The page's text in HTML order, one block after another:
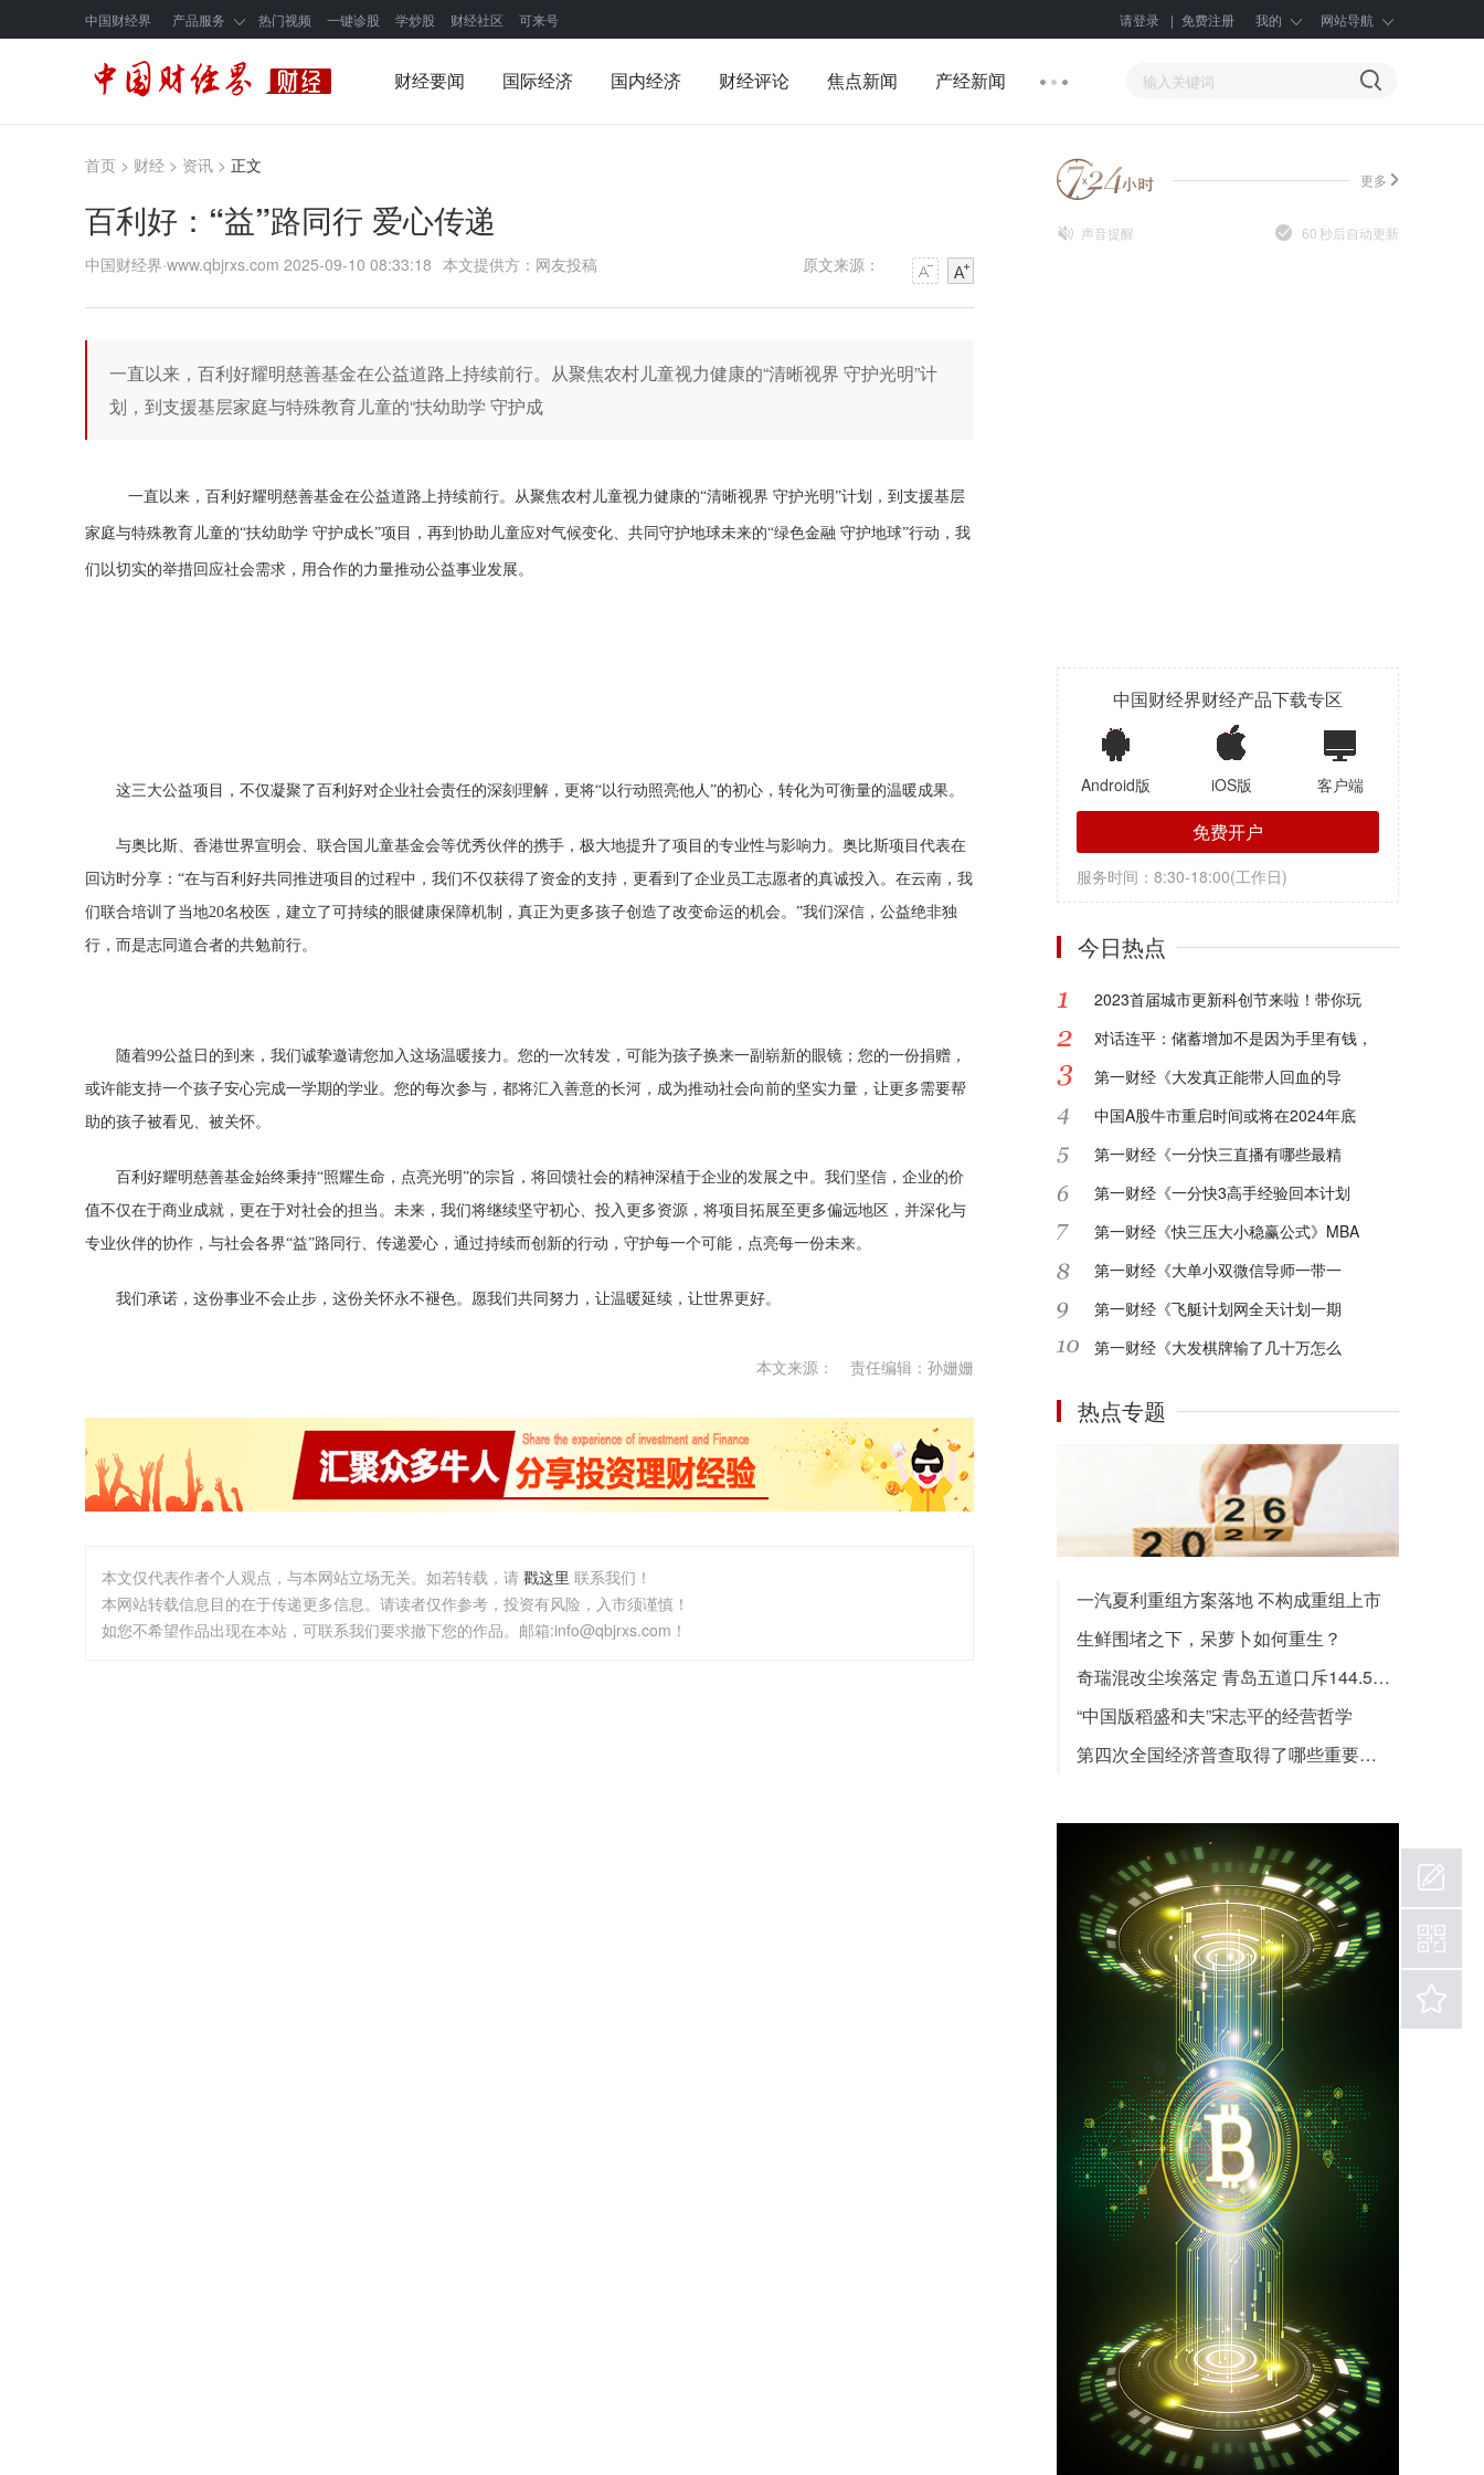
中国财经界 产品服务 热门视频 一键诊股 学炒股 财经社区 可来号 请登录 | 免费注册 我的 网站导航
财经要闻 国际经济 国内经济 财经评论 焦点新闻 产经新闻
首页 > 财经 > 资讯 > 正文
百利好：“益”路同行 爱心传递
中国财经界·www.qbjrxs.com 2025-09-10 08:33:18 本文提供方：网友投稿 原文来源：
一直以来，百利好耀明慈善基金在公益道路上持续前行。从聚焦农村儿童视力健康的“清晰视界 守护光明”计
划，到支援基层家庭与特殊教育儿童的“扶幼助学 守护成
一直以来，百利好耀明慈善基金在公益道路上持续前行。从聚焦农村儿童视力健康的“清晰视界 守护光明”计划，到支援基层
家庭与特殊教育儿童的“扶幼助学 守护成长”项目，再到协助儿童应对气候变化、共同守护地球未来的“绿色金融 守护地球”行动，我
们以切实的举措回应社会需求，用合作的力量推动公益事业发展。
这三大公益项目，不仅凝聚了百利好对企业社会责任的深刻理解，更将“以行动照亮他人”的初心，转化为可衡量的温暖成果。
与奥比斯、香港世界宣明会、联合国儿童基金会等优秀伙伴的携手，极大地提升了项目的专业性与影响力。奥比斯项目代表在
回访时分享：“在与百利好共同推进项目的过程中，我们不仅获得了资金的支持，更看到了企业员工志愿者的真诚投入。在云南，我
们联合培训了当地20名校医，建立了可持续的眼健康保障机制，真正为更多孩子创造了改变命运的机会。”我们深信，公益绝非独
行，而是志同道合者的共勉前行。
随着99公益日的到来，我们诚挚邀请您加入这场温暖接力。您的一次转发，可能为孩子换来一副崭新的眼镜；您的一份捐赠，
或许能支持一个孩子安心完成一学期的学业。您的每次参与，都将汇入善意的长河，成为推动社会向前的坚实力量，让更多需要帮
助的孩子被看见、被关怀。
百利好耀明慈善基金始终秉持“照耀生命，点亮光明”的宗旨，将回馈社会的精神深植于企业的发展之中。我们坚信，企业的价
值不仅在于商业成就，更在于对社会的担当。未来，我们将继续坚守初心、投入更多资源，将项目拓展至更多偏远地区，并深化与
专业伙伴的协作，与社会各界“益”路同行、传递爱心，通过持续而创新的行动，守护每一个可能，点亮每一份未来。
我们承诺，这份事业不会止步，这份关怀永不褪色。愿我们共同努力，让温暖延续，让世界更好。
本文来源： 责任编辑：孙姗姗
本文仅代表作者个人观点，与本网站立场无关。如若转载，请 戳这里 联系我们！
本网站转载信息目的在于传递更多信息。请读者仅作参考，投资有风险，入市须谨慎！
如您不希望作品出现在本站，可联系我们要求撤下您的作品。邮箱:info@qbjrxs.com！
更多
声音提醒 60秒后自动更新
中国财经界财经产品下载专区
Android版 iOS版 客户端
免费开户
服务时间：8:30-18:00(工作日)
今日热点
2023首届城市更新科创节来啦！带你玩
对话连平：储蓄增加不是因为手里有钱，
第一财经《大发真正能带人回血的导
中国A股牛市重启时间或将在2024年底
第一财经《一分快三直播有哪些最精
第一财经《一分快3高手经验回本计划
第一财经《快三压大小稳赢公式》MBA
第一财经《大单小双微信导师一带一
第一财经《飞艇计划网全天计划一期
第一财经《大发棋牌输了几十万怎么
热点专题
一汽夏利重组方案落地 不构成重组上市
生鲜围堵之下，呆萝卜如何重生？
奇瑞混改尘埃落定 青岛五道口斥144.5亿胜出
“中国版稻盛和夫”宋志平的经营哲学
第四次全国经济普查取得了哪些重要成果？